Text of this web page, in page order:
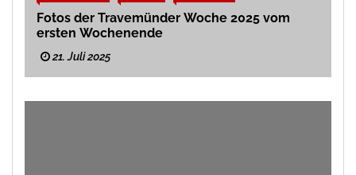
Fotos der Travemünder Woche 2025 vom
ersten Wochenende
21. Juli 2025